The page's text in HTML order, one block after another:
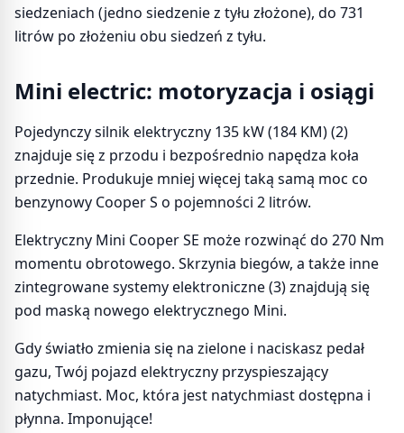
siedzeniach (jedno siedzenie z tyłu złożone), do 731
litrów po złożeniu obu siedzeń z tyłu.
Mini electric: motoryzacja i osiągi
Pojedynczy silnik elektryczny 135 kW (184 KM) (2)
znajduje się z przodu i bezpośrednio napędza koła
przednie. Produkuje mniej więcej taką samą moc co
benzynowy Cooper S o pojemności 2 litrów.
Elektryczny Mini Cooper SE może rozwinąć do 270 Nm
momentu obrotowego. Skrzynia biegów, a także inne
zintegrowane systemy elektroniczne (3) znajdują się
pod maską nowego elektrycznego Mini.
Gdy światło zmienia się na zielone i naciskasz pedał
gazu, Twój pojazd elektryczny przyspieszający
natychmiast. Moc, która jest natychmiast dostępna i
płynna. Imponujące!